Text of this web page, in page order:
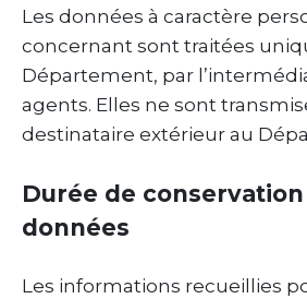
Les données à caractère
concernant sont traitées
Département, par
agents. Elles ne sont
destinataire extérieur au
Durée de
données
Les informations recueillies